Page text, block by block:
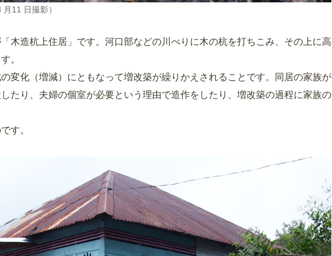
11 日撮影）
木造杭上住居」です。河口部などの川べりに木の杭を打ちこみ、その上に高
。
変化（増減）にともなって増改築が繰りかえされることです。同居の家族が
たり、夫婦の個室が必要という理由で造作をしたり、増改築の過程に家族の
す。